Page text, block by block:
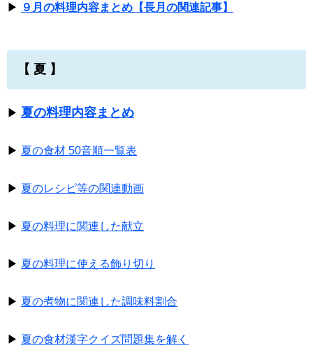
▶ ９月の料理内容まとめ【長月の関連記事】
【 夏 】
▶ 夏の料理内容まとめ
▶ 夏の食材 50音順一覧表
▶ 夏のレシピ等の関連動画
▶ 夏の料理に関連した献立
▶ 夏の料理に使える飾り切り
▶ 夏の煮物に関連した調味料割合
▶ 夏の食材漢字クイズ問題集を解く